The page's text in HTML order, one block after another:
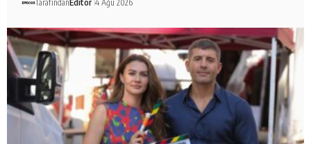
TarafındanEditör 4 Ağu 2026